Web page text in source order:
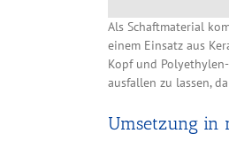
Als Schaftmaterial
einem Einsatz aus
Kopf und
ausfallen zu lassen,
Umsetzung in